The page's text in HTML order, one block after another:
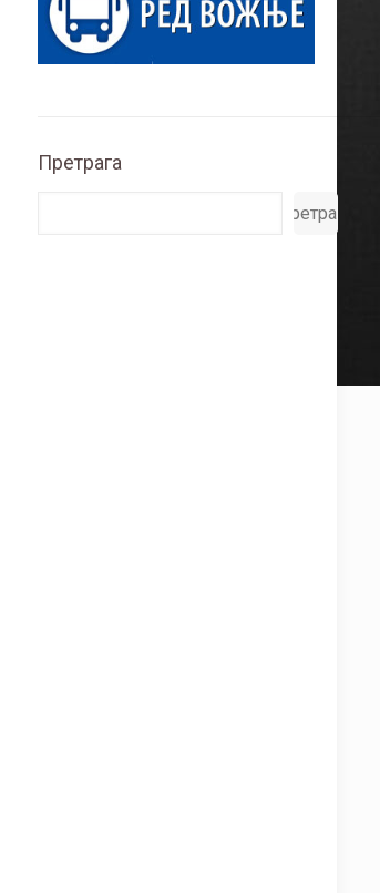
Претрага
Претрага